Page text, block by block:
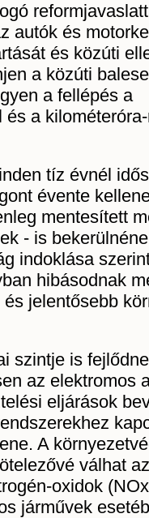
autók és
és közúti
a közúti
a fellépés a
a
tíz évnél
évente
mentesített
- is
indoklása
hibásodnak
jelentősebb
szintje is
az elektromos
eljárások
A
válhat
oxidok
járművek